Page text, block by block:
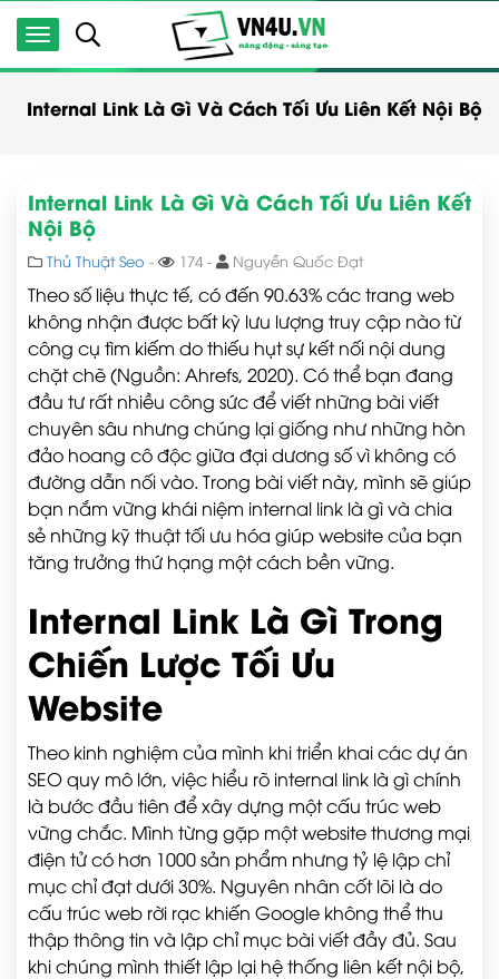
Internal Link Là Gì Và Cách Tối Ưu Liên Kết Nội Bộ
Internal Link Là Gì Và Cách Tối Ưu Liên Kết
Nội Bộ
Thủ Thuật Seo - 174 - Nguyễn Quốc Đạt
Theo số liệu thực tế, có đến 90.63% các trang web
không nhận được bất kỳ lưu lượng truy cập nào từ
công cụ tìm kiếm do thiếu hụt sự kết nối nội dung
chặt chẽ (Nguồn: Ahrefs, 2020). Có thể bạn đang
đầu tư rất nhiều công sức để viết những bài viết
chuyên sâu nhưng chúng lại giống như những hòn
đảo hoang cô độc giữa đại dương số vì không có
đường dẫn nối vào. Trong bài viết này, mình sẽ giúp
bạn nắm vững khái niệm internal link là gì và chia
sẻ những kỹ thuật tối ưu hóa giúp website của bạn
tăng trưởng thứ hạng một cách bền vững.
Internal Link Là Gì Trong
Chiến Lược Tối Ưu
Website
Theo kinh nghiệm của mình khi triển khai các dự án
SEO quy mô lớn, việc hiểu rõ internal link là gì chính
là bước đầu tiên để xây dựng một cấu trúc web
vững chắc. Mình từng gặp một website thương mại
điện tử có hơn 1000 sản phẩm nhưng tỷ lệ lập chỉ
mục chỉ đạt dưới 30%. Nguyên nhân cốt lõi là do
cấu trúc web rời rạc khiến Google không thể thu
thập thông tin và lập chỉ mục bài viết đầy đủ. Sau
khi chúng mình thiết lập lại hệ thống liên kết nội bộ,